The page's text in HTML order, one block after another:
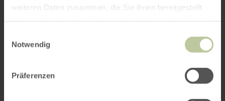
weiteren Daten zusammen, die Sie ihnen bereitgestellt
Notwendig
Präferenzen